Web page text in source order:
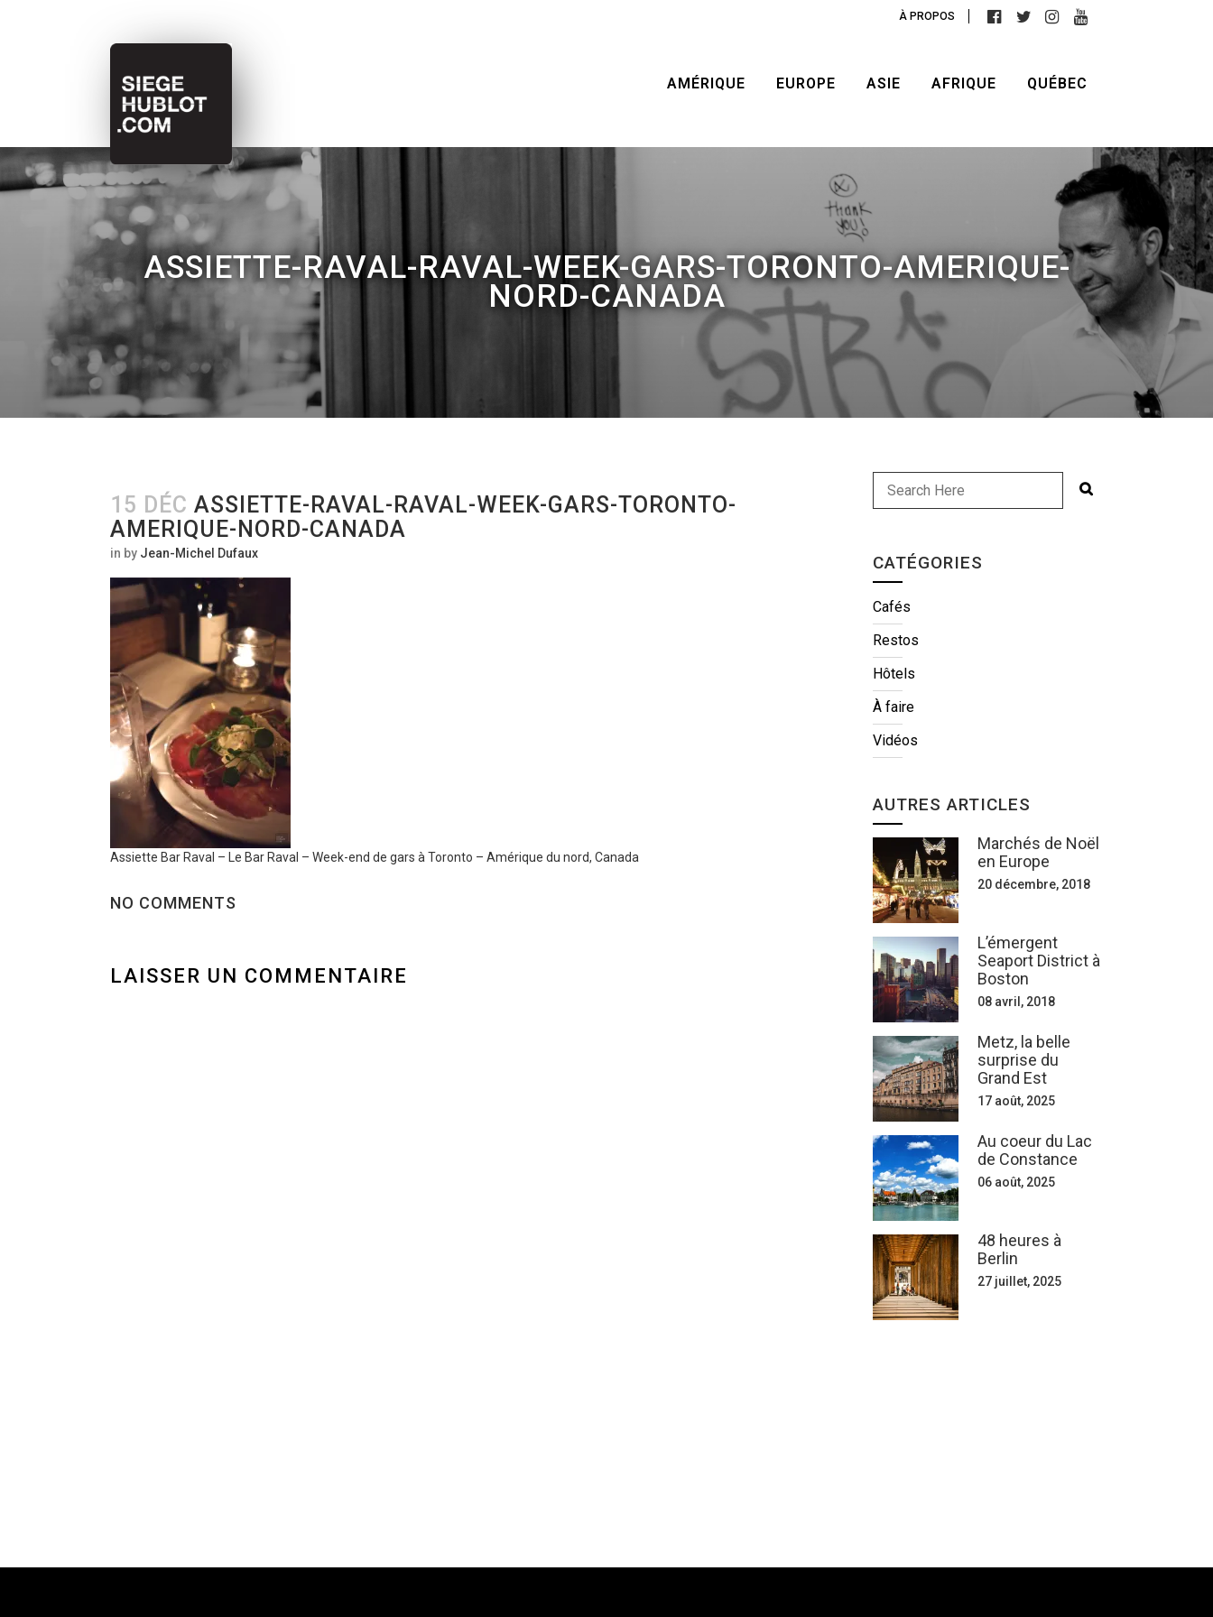
À PROPOS
AMÉRIQUE EUROPE ASIE AFRIQUE QUÉBEC
ASSIETTE-RAVAL-RAVAL-WEEK-GARS-TORONTO-AMERIQUE-
NORD-CANADA
15 DÉC ASSIETTE-RAVAL-RAVAL-WEEK-GARS-TORONTO-
AMERIQUE-NORD-CANADA
in by Jean-Michel Dufaux
Assiette Bar Raval – Le Bar Raval – Week-end de gars à Toronto – Amérique du nord, Canada
NO COMMENTS
LAISSER UN COMMENTAIRE
CATÉGORIES
Cafés
Restos
Hôtels
À faire
Vidéos
AUTRES ARTICLES
Marchés de Noël
en Europe
20 décembre, 2018
L’émergent
Seaport District à
Boston
08 avril, 2018
Metz, la belle
surprise du
Grand Est
17 août, 2025
Au coeur du Lac
de Constance
06 août, 2025
48 heures à
Berlin
27 juillet, 2025